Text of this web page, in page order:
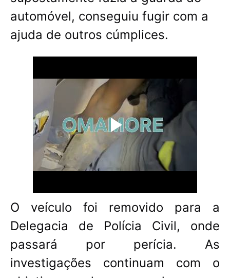
automóvel, conseguiu fugir com a
ajuda de outros cúmplices.
O veículo foi removido para a
Delegacia de Polícia Civil, onde
passará por perícia. As
investigações continuam com o